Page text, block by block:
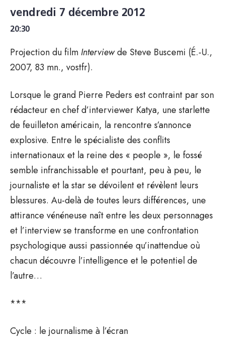
vendredi 7 décembre 2012
20:30
Projection du film Interviewde Steve Buscemi (É.-U.,
2007, 83 mn., vostfr).
Lorsque le grand Pierre Peders est contraint par son
rédacteur en chef d’interviewer Katya, une starlette
de feuilleton américain, la rencontre s’annonce
explosive. Entre le spécialiste des conflits
internationaux et la reine des « people », le fossé
semble infranchissable et pourtant, peu à peu, le
journaliste et la star se dévoilent et révèlent leurs
blessures. Au-delà de toutes leurs différences, une
attirance vénéneuse naît entre les deux personnages
et l’interview se transforme en une confrontation
psychologique aussi passionnée qu’inattendue où
chacun découvre l’intelligence et le potentiel de
l’autre…
***
Cycle : le journalisme à l’écran